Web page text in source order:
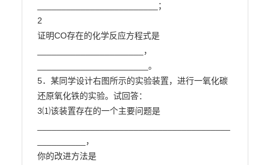
_________________________；
2
证明CO存在的化学反应方程式是
______________________，
_______________________。
5．某同学设计右图所示的实验装置，进行一氧化碳
还原氧化铁的实验。试回答：
3⑴该装置存在的一个主要问题是
__________，
你的改进方法是